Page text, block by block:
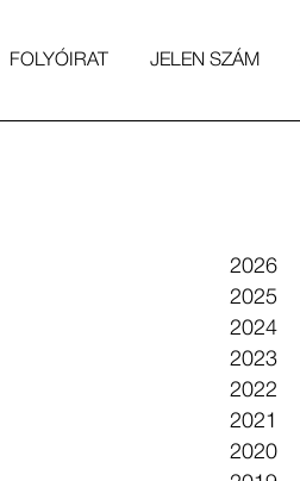
FOLYÓIRAT JELEN SZÁM
2026
2025
2024
2023
2022
2021
2020